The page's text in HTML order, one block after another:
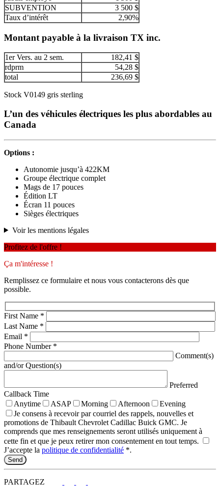
SUBVENTION
3 500 $
Taux d’intérêt
2,90%
Montant payable à la livraison TX inc.
1er Vers. au 2 sem.
182,41 $
rdprm
54,28 $
total
236,69 $
Stock V0149 gris sterling
L’un des véhicules électriques les plus abordables au
Canada
Options :
Autonomie jusqu’à 422KM
Groupe électrique complet
Mags de 17 pouces
Édition LT
Écran 11 pouces
Sièges électriques
Voir les mentions légales
Profitez de l'offre !
Ça m'intéresse !
Remplissez ce formulaire et nous vous contacterons dès que
possible.
First Name *
Last Name *
Email *
Phone Number *
Comment(s)
and/or Question(s)
Preferred
Callback Time
Anytime
ASAP Morning Afternoon
Evening
Je consens à recevoir par courriel des rappels, nouvelles et
promotions de Thibault Chevrolet Cadillac Buick GMC. Je
comprends que mes renseignements seront utilisés uniquement à
cette fin et que je peux retirer mon consentement en tout temps.
J’accepte la politique de confidentialité *.
PARTAGEZ